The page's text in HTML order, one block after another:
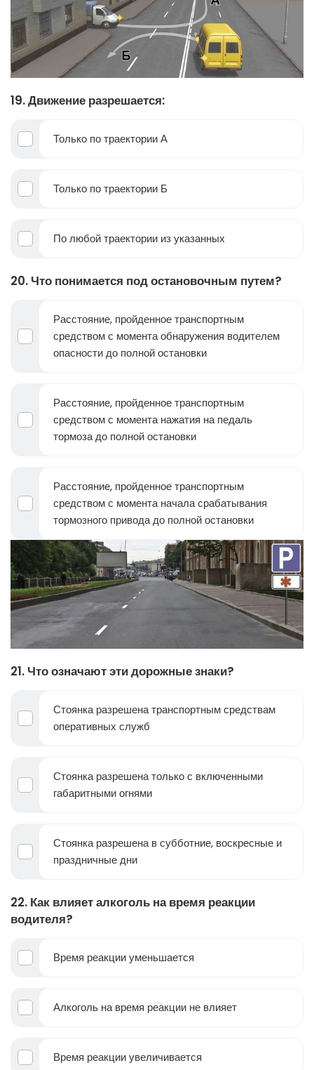
19. Движение разрешается:
Только по траектории А
Только по траектории Б
По любой траектории из указанных
20. Что понимается под остановочным путем?
Расстояние, пройденное транспортным
средством с момента обнаружения водителем
опасности до полной остановки
Расстояние, пройденное транспортным
средством с момента нажатия на педаль
тормоза до полной остановки
Расстояние, пройденное транспортным
средством с момента начала срабатывания
тормозного привода до полной остановки
21. Что означают эти дорожные знаки?
Стоянка разрешена транспортным средствам
оперативных служб
Стоянка разрешена только с включенными
габаритными огнями
Стоянка разрешена в субботние, воскресные и
праздничные дни
22. Как влияет алкоголь на время реакции
водителя?
Время реакции уменьшается
Алкоголь на время реакции не влияет
Время реакции увеличивается